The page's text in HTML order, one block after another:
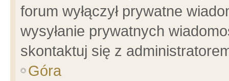
forum wyłączył prywatne
wysyłanie prywatnych
skontaktuj się z
Góra